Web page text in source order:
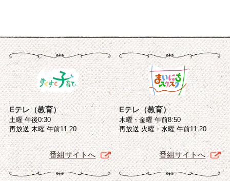
Eテレ（教育）
土曜 午後0:30
再放送 木曜 午前11:20
番組サイトへ
Eテレ（教育）
木曜・金曜 午前8:50
再放送 火曜・水曜 午前11:20
番組サイトへ